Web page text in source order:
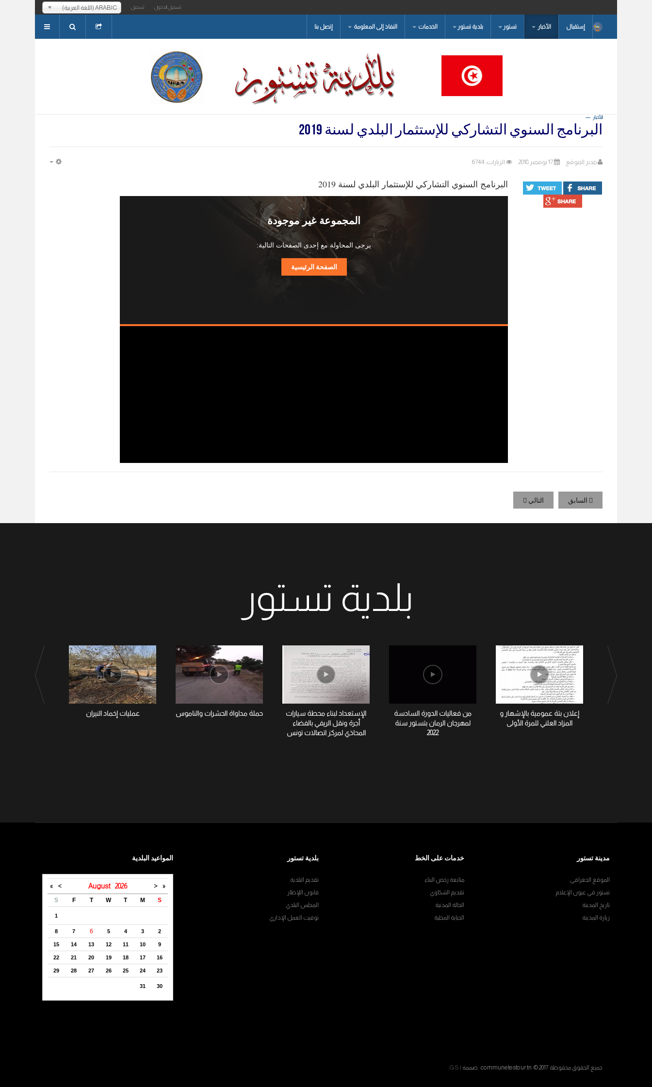
ARABIC (اللغة العربية) تسجيل الدخول تسجيل
إستقبال الأخبار تستور بلدية تستور الخدمات النفاذ إلى المعلومة إتصل بنا
الأخبار
البرنامج السنوي التشاركي للإستثمار البلدي لسنة 2019
مدير الموقع 17 نوفمبر 2018 الزيارات: 6744
البرنامج السنوي التشاركي للإستثمار البلدي لسنة 2019
السابق التالي
بلدية تستور
إعلان بتة عمومية بالإشهار و
المزاد العلني للمرة الأولى
من فعاليات الدورة السادسة
لمهرجان الرمان بتستور سنة
2022
الإستعداد لبناء محطة سيارات
أجرة ونقل الريفي بالفضاء
المحاذي لمركز اتصالات تونس
حملة مداواة الحشرات والناموس عمليات إخماد النيران
مدينة تستور
الموقع الجغرافي
تستور في عيون الإعلام
تاريخ المدينة
زيارة المدينة
خدمات على الخط
متابعة رخص البناء
تقديم الشكاوي
الحالة المدنية
الجباية المحلية
بلدية تستور
تقديم البلدية
قانون اللإطار
المجلس البلدي
توقيت العمل الإداري
المواعيد البلدية
«
<
August 2026
>
»
S
M
T
W
T
F
S
1
2
3
4
5
6
7
8
9
10
11
12
13
14
15
16
17
18
19
20
21
22
23
24
25
26
27
28
29
30
31
جميع الحقوق محفوظة communetestour.tn © 2017. صممه G S I
.